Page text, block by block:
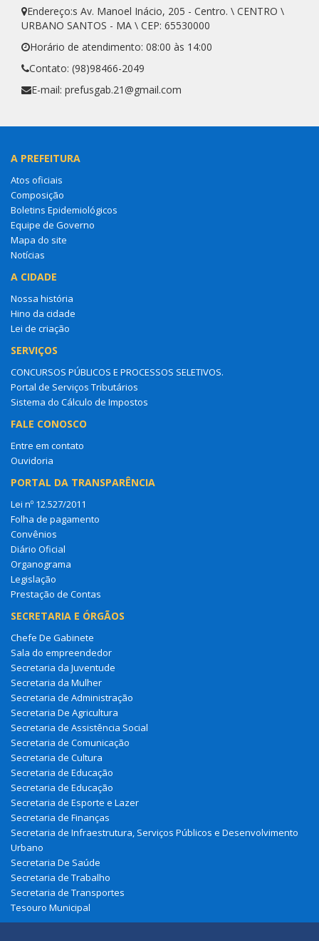
Endereço:s Av. Manoel Inácio, 205 - Centro. \ CENTRO \
URBANO SANTOS - MA \ CEP: 65530000
Horário de atendimento: 08:00 às 14:00
Contato: (98)98466-2049
E-mail: prefusgab.21@gmail.com
A PREFEITURA
Atos oficiais
Composição
Boletins Epidemiológicos
Equipe de Governo
Mapa do site
Notícias
A CIDADE
Nossa história
Hino da cidade
Lei de criação
SERVIÇOS
CONCURSOS PÚBLICOS E PROCESSOS SELETIVOS.
Portal de Serviços Tributários
Sistema do Cálculo de Impostos
FALE CONOSCO
Entre em contato
Ouvidoria
PORTAL DA TRANSPARÊNCIA
Lei nº 12.527/2011
Folha de pagamento
Convênios
Diário Oficial
Organograma
Legislação
Prestação de Contas
SECRETARIA E ÓRGÃOS
Chefe De Gabinete
Sala do empreendedor
Secretaria da Juventude
Secretaria da Mulher
Secretaria de Administração
Secretaria De Agricultura
Secretaria de Assistência Social
Secretaria de Comunicação
Secretaria de Cultura
Secretaria de Educação
Secretaria de Educação
Secretaria de Esporte e Lazer
Secretaria de Finanças
Secretaria de Infraestrutura, Serviços Públicos e Desenvolvimento
Urbano
Secretaria De Saúde
Secretaria de Trabalho
Secretaria de Transportes
Tesouro Municipal